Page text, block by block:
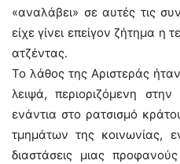
«αναλάβει» σε αυτές τις
είχε γίνει επείγον ζήτημα η
ατζέντας.
Το λάθος της Αριστεράς
λειψά, περιοριζόμενη
ενάντια στο ρατσισμό
τμημάτων της κοινωνίας,
διαστάσεις μιας